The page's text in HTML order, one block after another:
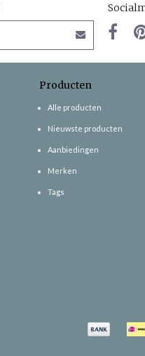
Producten
Alle producten
Nieuwste producten
Aanbiedingen
Merken
Tags